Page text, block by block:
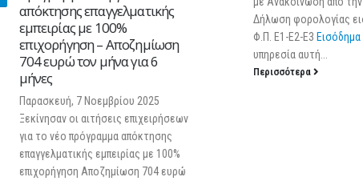
απόκτησης επαγγελματικής
εμπειρίας με 100%
επιχορήγηση – Αποζημίωση
704 ευρώ τον μήνα για 6
μήνες
Παρασκευή, 7 Νοεμβρίου 2025
Ξεκίνησαν οι αιτήσεις επιχειρήσεων
για το νέο πρόγραμμα απόκτησης
επαγγελματικής εμπειρίας με 100%
επιχορήγηση Αποζημίωση 704 ευρώ
Δήλωση φορολογίας
Φ.Π. Ε1-Ε2-Ε3ΕισόδημαΑ.
υπηρεσία αυτή...
Περισσότερα